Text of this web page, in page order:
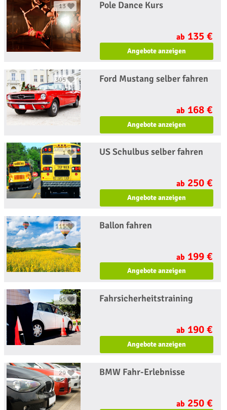
13 Pole Dance Kurs
ab 135 €
Angebote anzeigen
305 Ford Mustang selber fahren
ab 168 €
Angebote anzeigen
1 US Schulbus selber fahren
ab 250 €
Angebote anzeigen
1155 Ballon fahren
ab 199 €
Angebote anzeigen
85 Fahrsicherheitstraining
ab 190 €
Angebote anzeigen
29 BMW Fahr-Erlebnisse
ab 250 €